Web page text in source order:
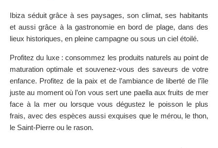
ORGANISER VOTRE VOYAGE
Avant de nous rendre visite
SUR LA CARTE
Arrivez toujours à destination
Ibiza séduit grâce à ses paysages, son climat, ses habitants
et aussi grâce à la gastronomie en bord de plage, dans des
lieux historiques, en pleine campagne ou sous un ciel étoilé.
Profitez du luxe : consommez les produits naturels au point de
maturation optimale et souvenez-vous des saveurs de votre
enfance. Profitez de la paix et de l’ambiance de liberté de l’île
juste au moment où l’on vous sert une paella aux fruits de mer
face à la mer ou lorsque vous dégustez le poisson le plus
frais, avec des espèces aussi exquises que le mérou, le thon,
le Saint-Pierre ou le rason.